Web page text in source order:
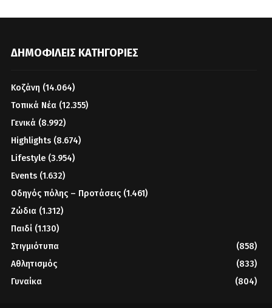
ΔΗΜΟΦΙΛΕΊΣ ΚΑΤΗΓΟΡΊΕΣ
Κοζάνη (14.064)
Τοπικά Νέα (12.355)
Γενικά (8.992)
Highlights (8.674)
Lifestyle (3.954)
Events (1.632)
Οδηγός πόλης – Προτάσεις (1.461)
Ζώδια (1.312)
Παιδί (1.130)
Στιγμιότυπα
(858)
Αθλητισμός
(833)
Γυναίκα
(804)